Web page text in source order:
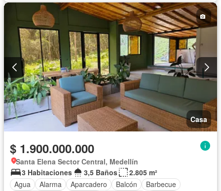
Casa
$ 1.900.000.000
Santa Elena Sector Central, Medellín
3 Habitaciones
3,5 Baños
2.805 m²
Agua
Alarma Aparcadero Balcón
Barbecue